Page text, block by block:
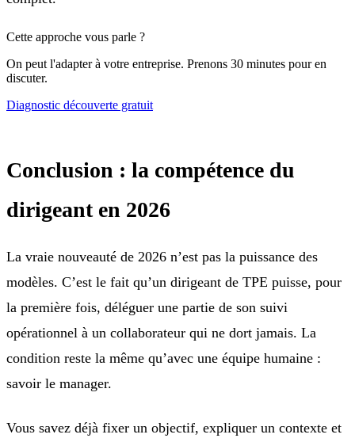
Cette approche vous parle ?
On peut l'adapter à votre entreprise. Prenons 30 minutes pour en
discuter.
Diagnostic découverte gratuit
Conclusion : la compétence du
dirigeant en 2026
La vraie nouveauté de 2026 n’est pas la puissance des
modèles. C’est le fait qu’un dirigeant de TPE puisse, pour
la première fois, déléguer une partie de son suivi
opérationnel à un collaborateur qui ne dort jamais. La
condition reste la même qu’avec une équipe humaine :
savoir le manager.
Vous savez déjà fixer un objectif, expliquer un contexte et